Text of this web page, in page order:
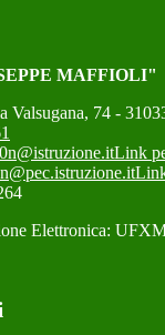
MAFFIOLI"
74 -
Link
Elettronica: